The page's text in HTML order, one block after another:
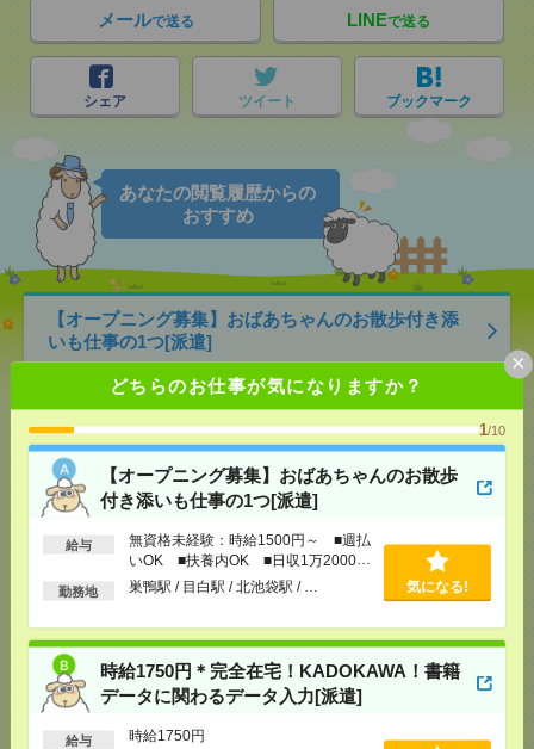
どちらのお仕事が気になりますか？
1/10
【オープニング募集】おばあちゃんのお散歩
付き添いも仕事の1つ[派遣]
給与
無資格未経験：時給1500円～ ■週払
いOK ■扶養内OK ■日収1万2000円
以上
勤務地 巣鴨駅 / 目白駅 / 北池袋駅 / … 気になる!
時給1750円＊完全在宅！KADOKAWA！書籍
データに関わるデータ入力[派遣]
給与 時給1750円
×
メールで送る LINEで送る
シェア ツイート ブックマーク
あなたの閲覧履歴からの
おすすめ
【オープニング募集】おばあちゃんのお散歩付き添
いも仕事の1つ[派遣]
無資格未経験：時給1500円～ ■週払い
OK ■扶養内OK ■日収1万2000円以上
[交通費]交通費全額支給
[勤務地]巣鴨駅/目白駅/北池袋駅/…
気になる！
時給1750円＊完全在宅！KADOKAWA！書籍データ
に関わるデータ入力[派遣]
[給 与]時給1750円
[勤務地]飯田橋駅から徒歩3分/九段下駅から徒歩7
気になる！
完全在宅で16時まで！英語&日本語＼EC運営サポー
ト／[派遣]